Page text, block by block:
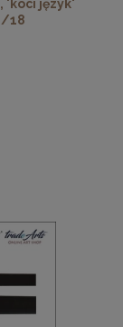
'koci język'
18